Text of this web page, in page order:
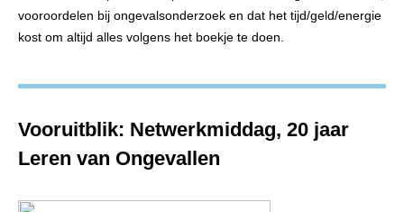
vooroordelen bij ongevalsonderzoek en dat het tijd/geld/energie
kost om altijd alles volgens het boekje te doen.
Vooruitblik: Netwerkmiddag, 20 jaar
Leren van Ongevallen